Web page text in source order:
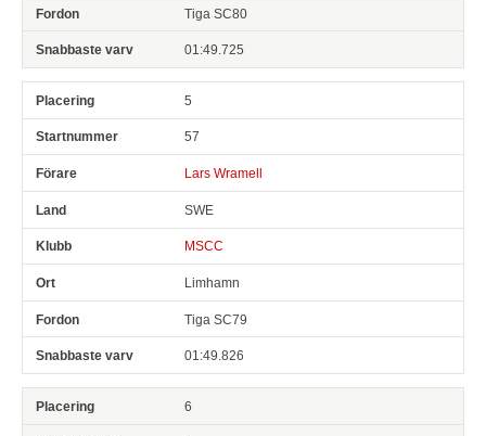
Tiga SC80
01:49.725
5
57
Lars Wramell
SWE
MSCC
Limhamn
Tiga SC79
01:49.826
6